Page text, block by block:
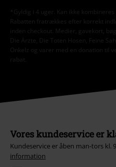
*Gyldig i 4 uger. Kan ikke
Rabatten fratrækkes efter korrekt
inden checkout. Medier, gavekort,
Die Ärzte, Die Toten Hosen, Feine
Onkelz og varer med en donation til
rabat.
Vores kundeservice er
Kundeservice er åben man-tors kl.
information